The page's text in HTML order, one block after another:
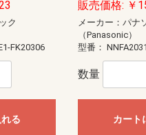
ト
ク
FK20306
る
販売価格: ￥
メーカー：パナ
（Panasonic）
型番：
数量
カート